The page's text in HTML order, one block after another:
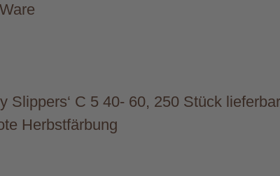
Slippers‘ C 5 40- 60, 250 Stück
Herbstfärbung